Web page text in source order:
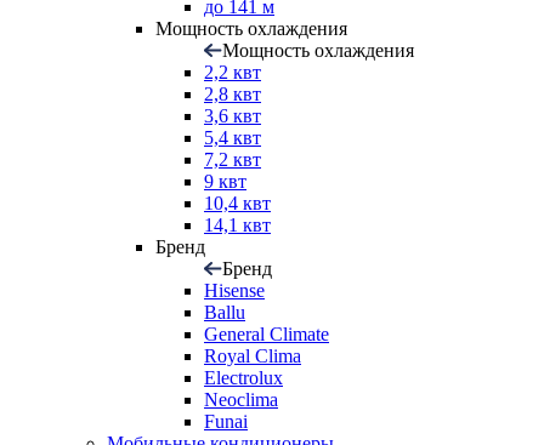
до 141 м
Мощность охлаждения
Мощность охлаждения
2,2 квт
2,8 квт
3,6 квт
5,4 квт
7,2 квт
9 квт
10,4 квт
14,1 квт
Бренд
Бренд
Hisense
Ballu
General Climate
Royal Clima
Electrolux
Neoclima
Funai